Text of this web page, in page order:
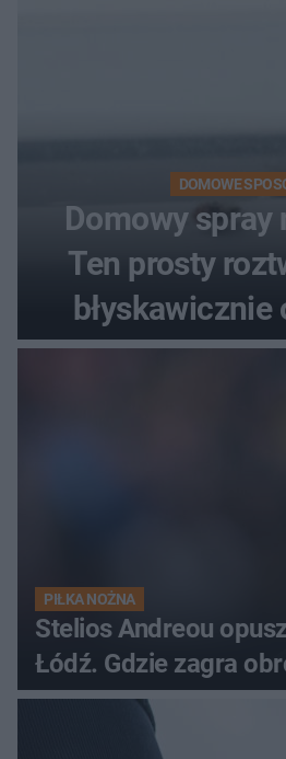
DOMOWE
Domowy spray
Ten prosty
błyskawicznie
uciążliwe
PIŁKA NOŻNA
Stelios Andreou
Łódź. Gdzie zagra